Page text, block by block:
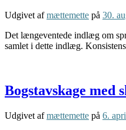
Udgivet afmættemette på 30.
Det længeventede indlæg om
samlet i dette indlæg.
Bogstavskage med
Udgivet afmættemette på 6.